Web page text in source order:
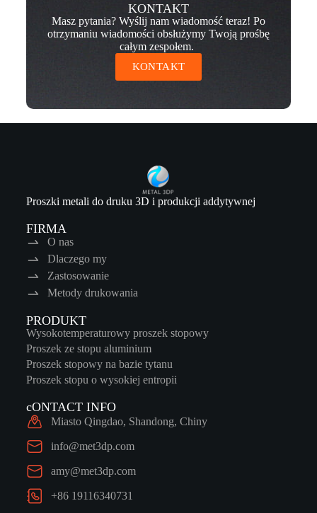
KONTAKT
Masz pytania? Wyślij nam wiadomość teraz! Po
otrzymaniu wiadomości obsłużymy Twoją prośbę
całym zespołem.
KONTAKT
Proszki metali do druku 3D i produkcji addytywnej
FIRMA
O nas
Dlaczego my
Zastosowanie
Metody drukowania
PRODUKT
Wysokotemperaturowy proszek stopowy
Proszek ze stopu aluminium
Proszek stopowy na bazie tytanu
Proszek stopu o wysokiej entropii
cONTACT INFO
Miasto Qingdao, Shandong, Chiny
info@met3dp.com
amy@met3dp.com
+86 19116340731